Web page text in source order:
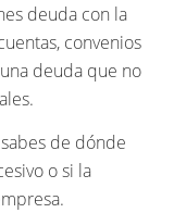
deuda con la
convenios
deuda que no
de dónde
o si la